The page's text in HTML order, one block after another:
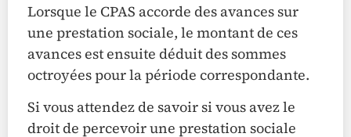
Lorsque le CPAS accorde des avances sur
une prestation sociale, le montant de ces
avances est ensuite déduit des sommes
octroyées pour la période correspondante.
Si vous attendez de savoir si vous avez le
droit de percevoir une prestation sociale